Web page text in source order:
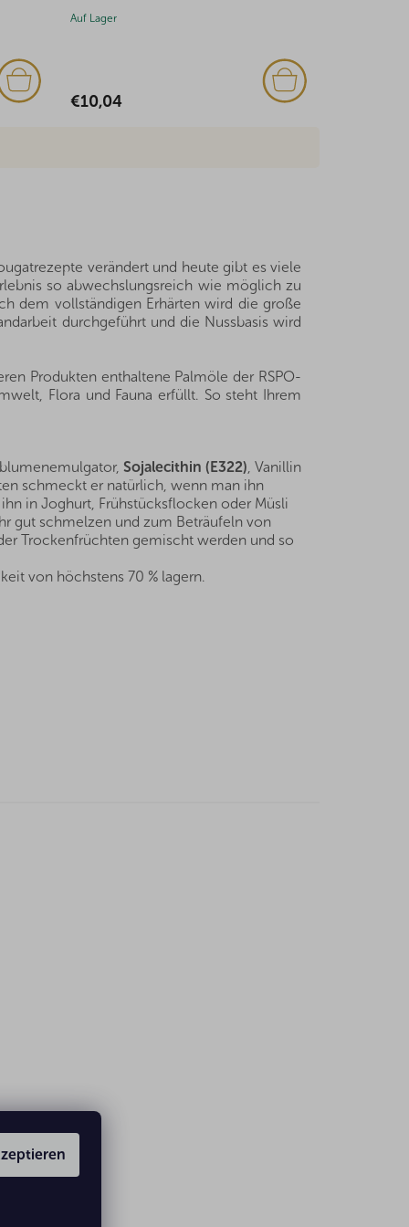
Auf Lager
€5,99
verändert und heute gibt es viele
so abwechslungsreich wie möglich zu
dem vollständigen Erhärten wird die große
durchgeführt und die Nussbasis wird
Produkten enthaltene Palmöle der RSPO-
Flora und Fauna erfüllt. So steht Ihrem
Sojalecithin (E322) , Vanillin
schmeckt er natürlich, wenn man ihn
in Joghurt, Frühstücksflocken oder Müsli
gut schmelzen und zum Beträufeln von
Trockenfrüchten gemischt werden und so
von höchstens 70 % lagern.